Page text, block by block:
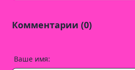
Комментарии (0)
Ваше имя: